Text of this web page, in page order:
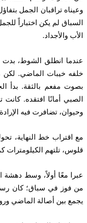
تراقبان الجمل
لم يكن اختباراً
والأجداد.
انطلق الشوط، بدت
خيبات الماضي. لكن
مفعم بالثقة. بدأ
أمانًا افتقده. كانت
تضافرت فيه
اقتراب خط النهاية،
تلتهم الكيلومترات
معًا أولاً، وسط دهشة
فوز في سباق؛ كان
بين أصالة الماضي وروح